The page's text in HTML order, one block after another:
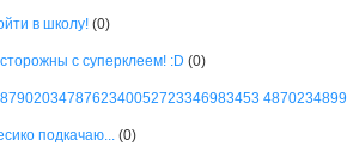
в школу! (0)
с суперклеем! :D (0)
подкачаю... (0)